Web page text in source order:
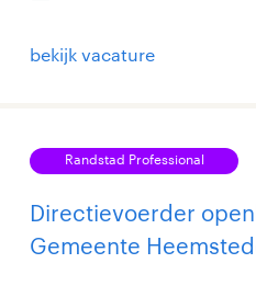
bekijk vacature
Randstad Professional
Directievoerder
Gemeente